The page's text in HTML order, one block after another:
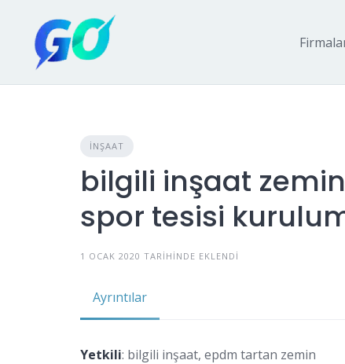
İNŞAAT
bilgili inşaat
spor tesisi
1 OCAK 2020 TARIHINDE EKLENDI
Ayrıntılar
Yetkili: bilgili inşaat, epdm tartan zemin